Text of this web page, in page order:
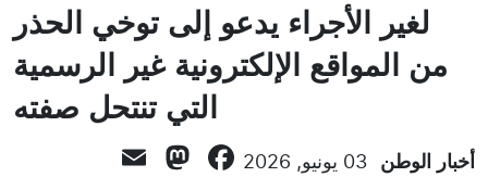
لغير الأجراء يدعو إلى توخي الحذر
من المواقع الإلكترونية غير الرسمية
التي تنتحل صفته
أخبار الوطن 03 يونيو, 2026 Facebook